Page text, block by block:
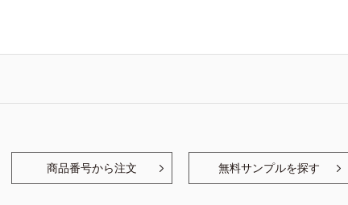
商品番号から注文 無料サンプルを探す